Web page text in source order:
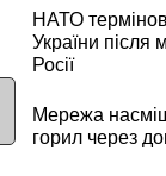
НАТО
України після
Росії
Мережа
горил через